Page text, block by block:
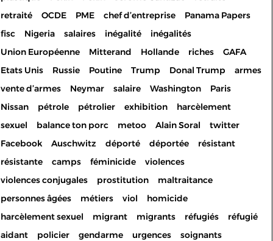
retraité
OCDE PME chef d’entreprise
Panama Papers
fisc
Nigeria salaires inégalité
inégalités
Union Européenne
Mitterand Hollande riches
GAFA
Etats Unis
Russie Poutine Trump Donal Trump
armes
vente d’armes
Neymar salaire Washington
Paris
Nissan
pétrole pétrolier exhibition
harcèlement
sexuel
balance ton porc metoo Alain Soral
twitter
Facebook
Auschwitz déporté déportée
résistant
résistante
camps féminicide
violences
violences conjugales
prostitution
maltraitance
personnes âgées
métiers viol
homicide
harcèlement sexuel
migrant migrants réfugiés
réfugié
aidant
policier gendarme urgences
soignants